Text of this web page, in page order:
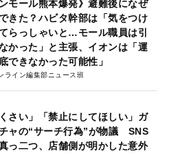
ンモール熊本爆発》避難後になぜ
きた？ハビタ幹部は「気をつけ
らっしゃいと…モール職員は引
かった」と主張、イオンは「運
できなかった可能性」
ライン編集部ニュース班
くさい」「禁止にしてほしい」ガ
ャの“サーチ行為”が物議 SNS
っ二つ、店舗側が明かした意外